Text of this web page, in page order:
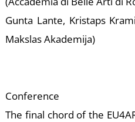
Gunta Lante, Kristaps
Makslas Akademija)
Conference
The final chord of the